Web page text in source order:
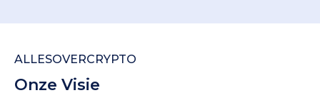
ALLESOVERCRYPTO
Onze Visie